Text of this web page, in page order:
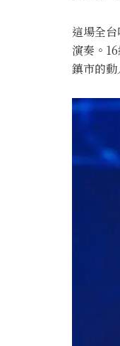
這場全
演奏。
鎮市的